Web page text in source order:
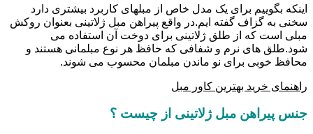
اینکه بگوییم برای یک مدل خاص از مبلهای کاربرد بیشتری دارد
سخنی به گزاف گفته ایم.در واقع پیراهن مبل ژلاتینی بعنوان روکش
مبلی است که از طلق ژلاتینی برای دوخت آن استفاده می
شود.طلق های نرم و شفافی که حافظ هر نوع مبلمانی هستند و
محافظ خوبی برای نو ماندن مبلمان محسوب می شوند.
راهنمای خرید بهترین کاور مبل
جنس پیراهن مبل ژلاتینی از چیست ؟